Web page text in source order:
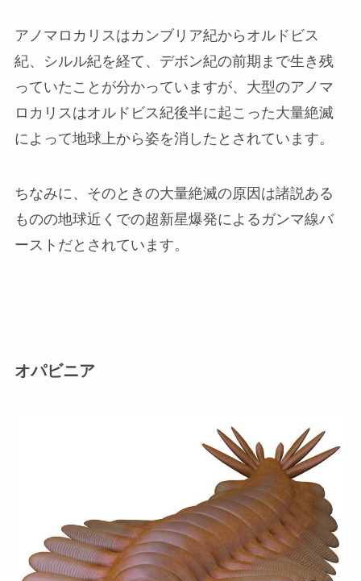
アノマロカリスはカンブリア紀からオルドビス
紀、シルル紀を経て、デボン紀の前期まで生き残
っていたことが分かっていますが、大型のアノマ
ロカリスはオルドビス紀後半に起こった大量絶滅
によって地球上から姿を消したとされています。
ちなみに、そのときの大量絶滅の原因は諸説ある
ものの地球近くでの超新星爆発によるガンマ線バ
ーストだとされています。
オパビニア